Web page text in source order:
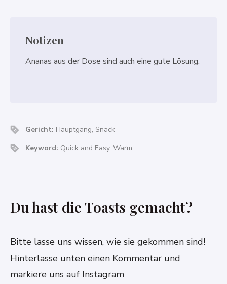
Notizen
Ananas aus der Dose sind auch eine gute Lösung.
Gericht: Hauptgang, Snack
Keyword: Quick and Easy, Warm
Du hast die Toasts gemacht?
Bitte lasse uns wissen, wie sie gekommen sind!
Hinterlasse unten einen Kommentar und
markiere uns auf Instagram